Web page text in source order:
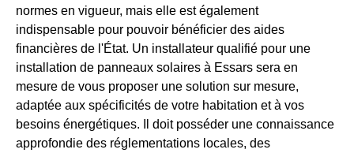
normes en vigueur, mais elle est également
indispensable pour pouvoir bénéficier des aides
financières de l'État. Un installateur qualifié pour une
installation de panneaux solaires à Essars sera en
mesure de vous proposer une solution sur mesure,
adaptée aux spécificités de votre habitation et à vos
besoins énergétiques. Il doit posséder une connaissance
approfondie des réglementations locales, des